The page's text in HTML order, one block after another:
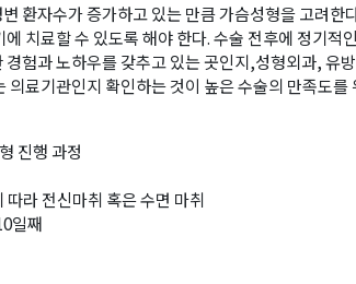
환자수가 증가하고 있는 만큼 가슴성형을 고려한
치료할 수 있도록 해야 한다. 수술 전후에 정기적
경험과 노하우를 갖추고 있는 곳인지,성형외과, 유
의료기관인지 확인하는 것이 높은 수술의 만족도를
진행 과정
따라 전신마취 혹은 수면 마취
일째